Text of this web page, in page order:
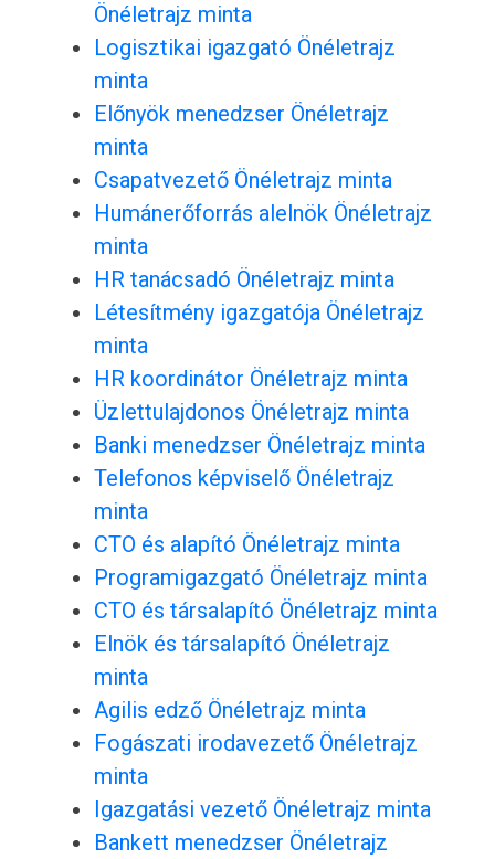
Önéletrajz minta
Logisztikai igazgató Önéletrajz
minta
Előnyök menedzser Önéletrajz
minta
Csapatvezető Önéletrajz minta
Humánerőforrás alelnök Önéletrajz
minta
HR tanácsadó Önéletrajz minta
Létesítmény igazgatója Önéletrajz
minta
HR koordinátor Önéletrajz minta
Üzlettulajdonos Önéletrajz minta
Banki menedzser Önéletrajz minta
Telefonos képviselő Önéletrajz
minta
CTO és alapító Önéletrajz minta
Programigazgató Önéletrajz minta
CTO és társalapító Önéletrajz minta
Elnök és társalapító Önéletrajz
minta
Agilis edző Önéletrajz minta
Fogászati irodavezető Önéletrajz
minta
Igazgatási vezető Önéletrajz minta
Bankett menedzser Önéletrajz